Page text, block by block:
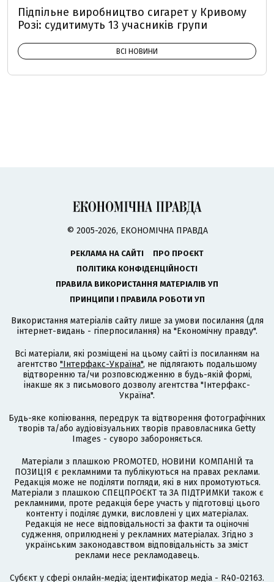
Підпільне виробництво сигарет у Кривому
Розі: судитимуть 13 учасників групи
ВСІ НОВИНИ
© 2005-2026, ЕКОНОМІЧНА ПРАВДА
РЕКЛАМА НА САЙТІ
ПРО ПРОЄКТ
ПОЛІТИКА КОНФІДЕНЦІЙНОСТІ
ПРАВИЛА ВИКОРИСТАННЯ МАТЕРІАЛІВ УП
ПРИНЦИПИ І ПРАВИЛА РОБОТИ УП
Використання матеріалів сайту лише за умови посилання (для
інтернет-видань - гіперпосилання) на "Економічну правду".
Всі матеріали, які розміщені на цьому сайті із посиланням на
агентство "Інтерфакс-Україна", не підлягають подальшому
відтворенню та/чи розповсюдженню в будь-якій формі,
інакше як з письмового дозволу агентства "Інтерфакс-
Україна".
Будь-яке копіювання, передрук та відтворення фотографічних
творів та/або аудіовізуальних творів правовласника Getty
Images - суворо забороняється.
Матеріали з плашкою PROMOTED, НОВИНИ КОМПАНІЙ та
ПОЗИЦІЯ є рекламними та публікуються на правах реклами.
Редакція може не поділяти погляди, які в них промотуються.
Матеріали з плашкою СПЕЦПРОЄКТ та ЗА ПІДТРИМКИ також є
рекламними, проте редакція бере участь у підготовці цього
контенту і поділяє думки, висловлені у цих матеріалах.
Редакція не несе відповідальності за факти та оціночні
судження, оприлюднені у рекламних матеріалах. Згідно з
українським законодавством відповідальність за зміст
реклами несе рекламодавець.
Cубєкт у сфері онлайн-медіа; ідентифікатор медіа - R40-02163.